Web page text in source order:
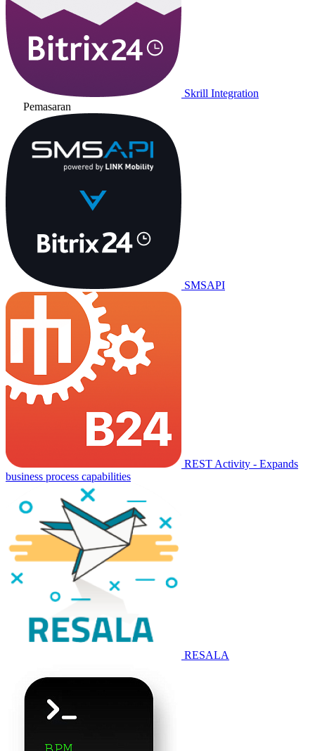
Skrill Integration
Pemasaran
SMSAPI
REST Activity - Expands
business process capabilities
RESALA